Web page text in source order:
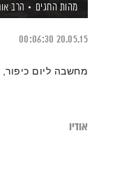
מהות החגים הרב
20.05.15
00:06:30
מחשבה ליום כיפור,
אודיו